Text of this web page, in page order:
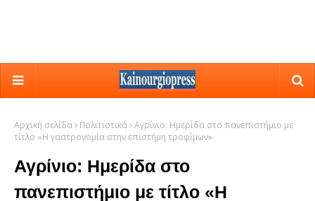
Αρχική σελίδα Πολιτιστικά Αγρίνιο: Ημερίδα στο πανεπιστήμιο με
τίτλο «Η γαστρονομία στην επιστήμη τροφίμων»
Αγρίνιο: Ημερίδα στο
πανεπιστήμιο με τίτλο «Η